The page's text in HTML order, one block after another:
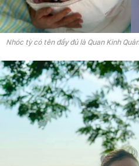
Nhóc tỳ có tên đầy đủ là Quan Kinh